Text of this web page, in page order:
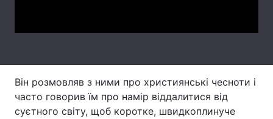
Архів Вакансії
Він розмовляв з ними про християнські чесноти і
часто говорив їм про намір віддалитися від
суєтного світу, щоб коротке, швидкоплинуче